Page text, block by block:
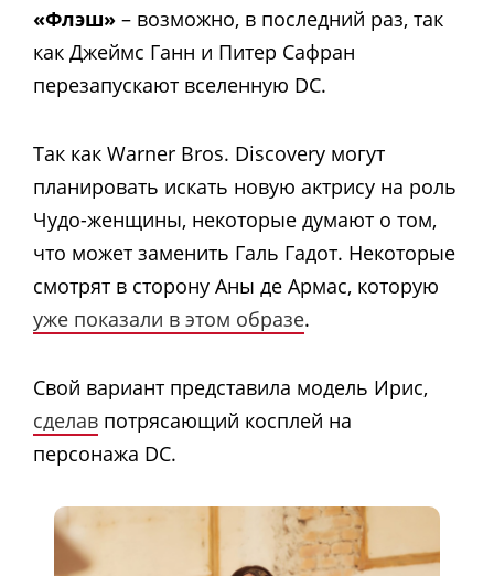
«Флэш» – возможно, в последний раз, так
как Джеймс Ганн и Питер Сафран
перезапускают вселенную DC.
Так как Warner Bros. Discovery могут
планировать искать новую актрису на роль
Чудо-женщины, некоторые думают о том,
что может заменить Галь Гадот. Некоторые
смотрят в сторону Аны де Армас, которую
уже показали в этом образе.
Свой вариант представила модель Ирис,
сделав потрясающий косплей на
персонажа DC.